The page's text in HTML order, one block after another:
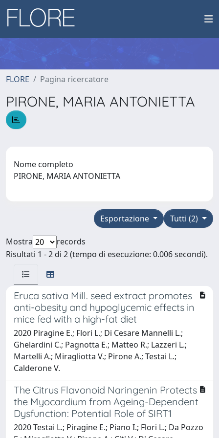
FLORE Pagina ricercatore
PIRONE, MARIA ANTONIETTA
Nome completo
PIRONE, MARIA ANTONIETTA
Tutti (2)
Esportazione
Mostra
records
Risultati 1 - 2 di 2 (tempo di esecuzione: 0.006 secondi).
Eruca sativa Mill. seed extract promotes
anti-obesity and hypoglycemic effects in
mice fed with a high-fat diet
2020 Piragine E.; Flori L.; Di Cesare Mannelli L.;
Ghelardini C.; Pagnotta E.; Matteo R.; Lazzeri L.;
Martelli A.; Miragliotta V.; Pirone A.; Testai L.;
Calderone V.
The Citrus Flavonoid Naringenin Protects
the Myocardium from Ageing-Dependent
Dysfunction: Potential Role of SIRT1
2020 Testai L.; Piragine E.; Piano I.; Flori L.; Da Pozzo